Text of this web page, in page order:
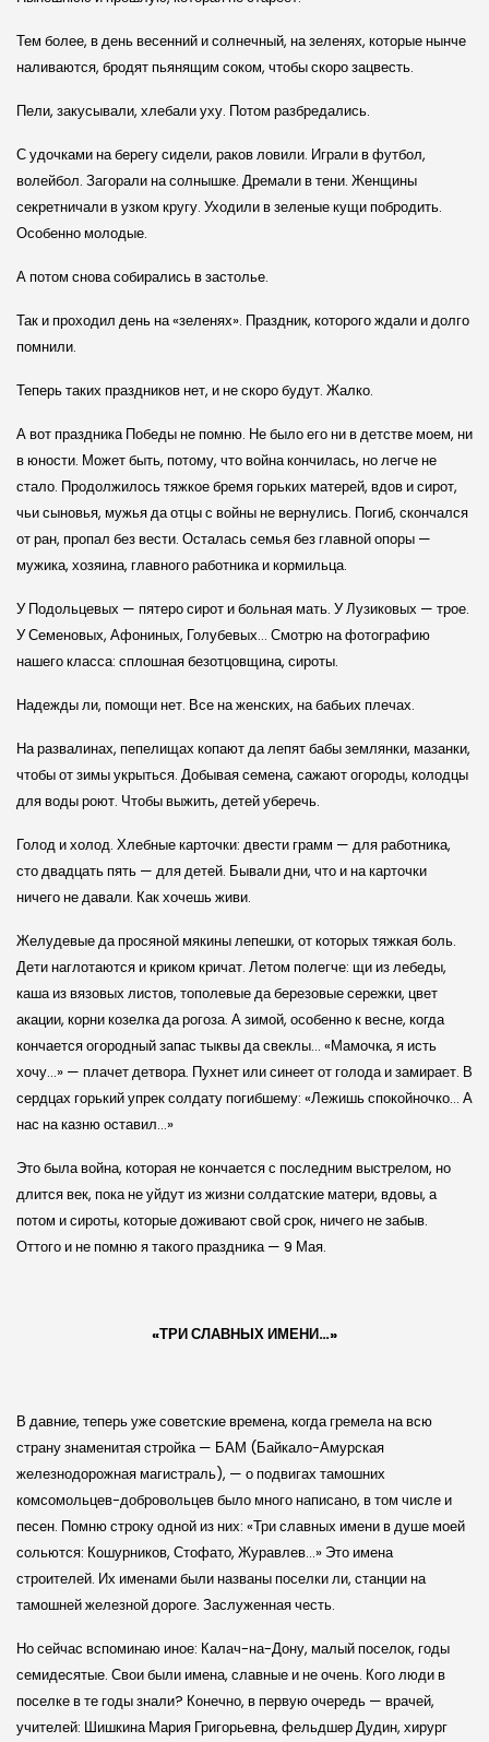
Тем более, в день весенний и солнечный, на зеленях, которые нынче
наливаются, бродят пьянящим соком, чтобы скоро зацвесть.
Пели, закусывали, хлебали уху. Потом разбредались.
С удочками на берегу сидели, раков ловили. Играли в футбол,
волейбол. Загорали на солнышке. Дремали в тени. Женщины
секретничали в узком кругу. Уходили в зеленые кущи побродить.
Особенно молодые.
А потом снова собирались в застолье.
Так и проходил день на «зеленях». Праздник, которого ждали и долго
помнили.
Теперь таких праздников нет, и не скоро будут. Жалко.
А вот праздника Победы не помню. Не было его ни в детстве моем, ни
в юности. Может быть, потому, что война кончилась, но легче не
стало. Продолжилось тяжкое бремя горьких матерей, вдов и сирот,
чьи сыновья, мужья да отцы с войны не вернулись. Погиб, скончался
от ран, пропал без вести. Осталась семья без главной опоры —
мужика, хозяина, главного работника и кормильца.
У Подольцевых — пятеро сирот и больная мать. У Лузиковых — трое.
У Семеновых, Афониных, Голубевых… Смотрю на фотографию
нашего класса: сплошная безотцовщина, сироты.
Надежды ли, помощи нет. Все на женских, на бабьих плечах.
На развалинах, пепелищах копают да лепят бабы землянки, мазанки,
чтобы от зимы укрыться. Добывая семена, сажают огороды, колодцы
для воды роют. Чтобы выжить, детей уберечь.
Голод и холод. Хлебные карточки: двести грамм — для работника,
сто двадцать пять — для детей. Бывали дни, что и на карточки
ничего не давали. Как хочешь живи.
Желудевые да просяной мякины лепешки, от которых тяжкая боль.
Дети наглотаются и криком кричат. Летом полегче: щи из лебеды,
каша из вязовых листов, тополевые да березовые сережки, цвет
акации, корни козелка да рогоза. А зимой, особенно к весне, когда
кончается огородный запас тыквы да свеклы… «Мамочка, я исть
хочу…» — плачет детвора. Пухнет или синеет от голода и замирает. В
сердцах горький упрек солдату погибшему: «Лежишь спокойночко… А
нас на казню оставил…»
Это была война, которая не кончается с последним выстрелом, но
длится век, пока не уйдут из жизни солдатские матери, вдовы, а
потом и сироты, которые доживают свой срок, ничего не забыв.
Оттого и не помню я такого праздника — 9 Мая.
«ТРИ СЛАВНЫХ ИМЕНИ…»
В давние, теперь уже советские времена, когда гремела на всю
страну знаменитая стройка — БАМ (Байкало-Амурская
железнодорожная магистраль), — о подвигах тамошних
комсомольцев-добровольцев было много написано, в том числе и
песен. Помню строку одной из них: «Три славных имени в душе моей
сольются: Кошурников, Стофато, Журавлев…» Это имена
строителей. Их именами были названы поселки ли, станции на
тамошней железной дороге. Заслуженная честь.
Но сейчас вспоминаю иное: Калач-на-Дону, малый поселок, годы
семидесятые. Свои были имена, славные и не очень. Кого люди в
поселке в те годы знали? Конечно, в первую очередь — врачей,
учителей: Шишкина Мария Григорьевна, фельдшер Дудин, хирург